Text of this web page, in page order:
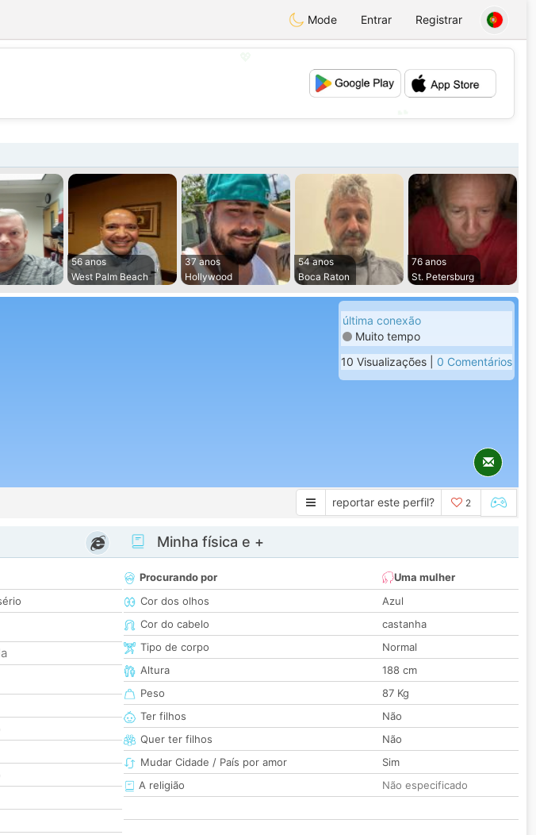
Mode Entrar Registrar
💕
56 anos
West Palm Beach
37 anos
Hollywood
54 anos
Boca Raton
76 anos
St. Petersburg
última conexão
Muito tempo
10 Visualizações | 0 Comentários
reportar este perfil? 2
Minha física e +
Procurando por
Uma mulher
Cor dos olhos
Azul
Cor do cabelo
castanha
Tipo de corpo
Normal
Altura
188 cm
Peso
87 Kg
Ter filhos
Não
Quer ter filhos
Não
Mudar Cidade / País por amor
Sim
A religião
Não especificado